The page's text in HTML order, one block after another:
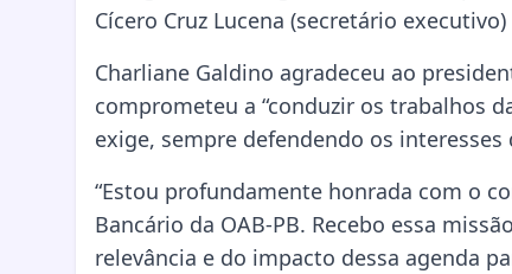
Cícero Cruz Lucena (secretário
Charliane Galdino agradeceu ao
comprometeu a “conduzir os trabalhos
exige, sempre defendendo os interesses
“Estou profundamente honrada com o
Bancário da OAB-PB. Recebo essa
relevância e do impacto dessa agenda